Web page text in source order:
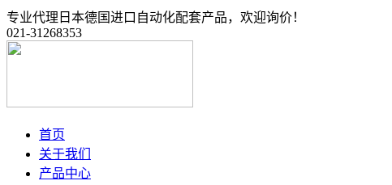
专业代理日本德国进口自动化配套产品，欢迎询价！
021-31268353
首页
关于我们
产品中心